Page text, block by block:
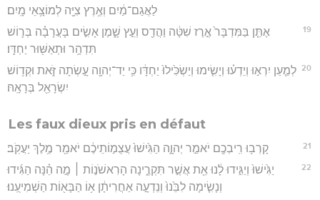
לַאֲגַם־מַ֔יִם וְאֶ֥רֶץ צִיָּ֖ה לְמוֹצָ֥אֵי מָֽיִם׃
19
אֶתֵּ֤ן בַּמִּדְבָּר֙ אֶ֣רֶז שִׁטָּ֔ה וַהֲדַ֖ס וְעֵ֣ץ שָׁ֑מֶן אָשִׂ֣ים בָּעֲרָבָ֗ה בְּר֛וֹשׁ
תִּדְהָ֥ר וּתְאַשּׁ֖וּר יַחְדָּֽו׃
20
לְמַ֧עַן יִרְא֣וּ וְיֵדְע֗וּ וְיָשִׂ֤ימוּ וְיַשְׂכִּ֙ילוּ֙ יַחְדָּ֔ו כִּ֥י יַד־יְהוָ֖ה עָ֣שְׂתָה זֹּ֑את וּקְד֥וֹשׁ
יִשְׂרָאֵ֖ל בְּרָאָֽהּ׃
Les faux dieux pris en défaut
21 קָרְב֥וּ רִֽיבְכֶ֖ם יֹאמַ֣ר יְהוָ֑ה הַגִּ֙ישׁוּ֙ עֲצֻמ֣וֹתֵיכֶ֔ם יֹאמַ֖ר מֶ֥לֶךְ יַעֲקֹֽב׃
22
יַגִּ֙ישׁוּ֙ וְיַגִּ֣ידוּ לָ֔נוּ אֵ֖ת אֲשֶׁ֣ר תִּקְרֶ֑ינָה הָרִאשֹׁנ֣וֹת ׀ מָ֣ה הֵ֗נָּה הַגִּ֜ידוּ
וְנָשִׂ֤ימָה לִבֵּ֙נוּ֙ וְנֵדְעָ֣ה אַחֲרִיתָ֔ן א֥וֹ הַבָּא֖וֹת הַשְׁמִיעֻֽנוּ׃